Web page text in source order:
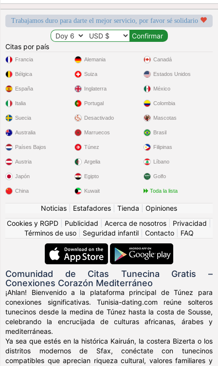
Trabajamos duro para darte el mejor servicio, por favor sé solidario
Citas por país
Francia
Bélgica
España
Italia
Suecia
Alemania
Suiza
Inglaterra
Portugal
Desactivado
Canadá
Estados Unidos
México
Colombia
Mascotas
Australia
Países Bajos
Austria
Japón
China
Marruecos
Túnez
Argelia
Egipto
Kuwait
Brasil
Filipinas
Líbano
Golfo
Toda la lista
Noticias Estafadores Tienda
Opiniones
Cookies y RGPD
Publicidad Acerca de nosotros Privacidad
Términos de uso
Seguridad infantil Contacto FAQ
Comunidad de Citas Tunecina Gratis –
Conexiones Corazón Mediterráneo
¡Ahlan! Bienvenido a la plataforma principal de Túnez para
conexiones significativas. Tunisia-dating.com reúne solteros
tunecinos desde la medina de Túnez hasta la costa de Sousse,
celebrando la encrucijada de culturas africanas, árabes y
mediterráneas.
Ya sea que estés en la histórica Kairuán, la costera Bizerta o los
distritos modernos de Sfax, conéctate con tunecinos
compatibles que aprecian riqueza cultural, valores familiares y